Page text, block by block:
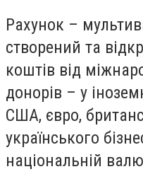
Рахунок –
створений та
коштів від
донорів – у
США, євро,
українського
національній